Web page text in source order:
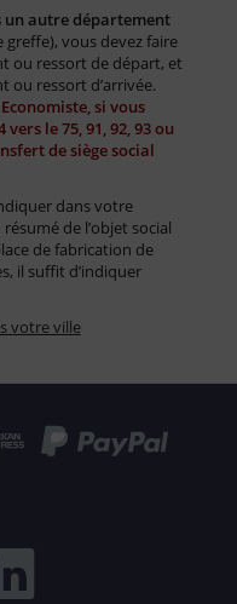
un autre département
vous devez faire
ou ressort de départ, et
ou ressort d’arrivée.
si vous
vers le 75, 91, 92, 93 ou
de siège social
dans votre
de l’objet social
de fabrication de
il suffit d’indiquer
votre ville